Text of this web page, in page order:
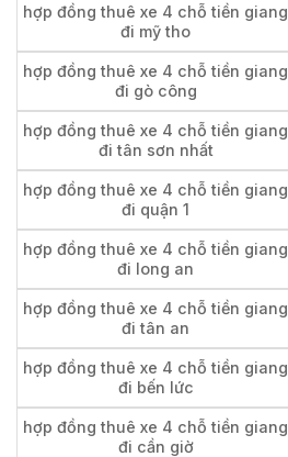
hợp đồng thuê xe 4 chỗ tiền giang
đi mỹ tho
hợp đồng thuê xe 4 chỗ tiền giang
đi gò công
hợp đồng thuê xe 4 chỗ tiền giang
đi tân sơn nhất
hợp đồng thuê xe 4 chỗ tiền giang
đi quận 1
hợp đồng thuê xe 4 chỗ tiền giang
đi long an
hợp đồng thuê xe 4 chỗ tiền giang
đi tân an
hợp đồng thuê xe 4 chỗ tiền giang
đi bến lức
hợp đồng thuê xe 4 chỗ tiền giang
đi cần giờ